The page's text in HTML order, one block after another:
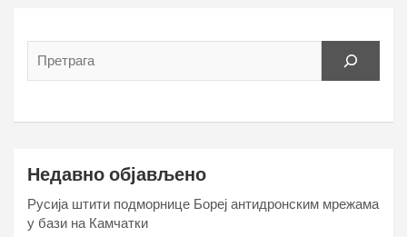
Недавно објављено
Русија штити подморнице Бореј антидронским мрежама
у бази на Камчатки